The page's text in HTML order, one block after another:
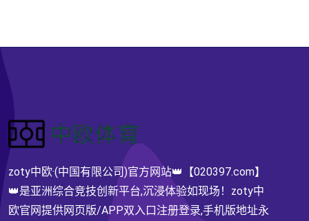
zoty中欧·(中国有限公司)官方网站👑【020397.com】
👑是亚洲综合竞技创新平台,沉浸体验如现场！zoty中
欧官网提供网页版/APP双入口注册登录,手机版地址永